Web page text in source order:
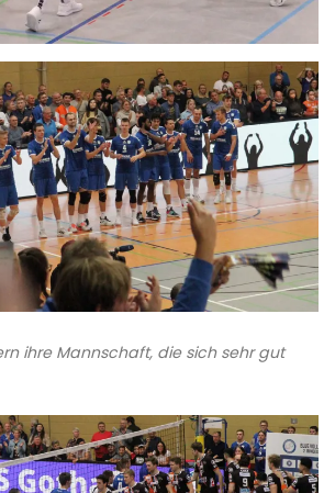
ihre Mannschaft, die sich sehr gut